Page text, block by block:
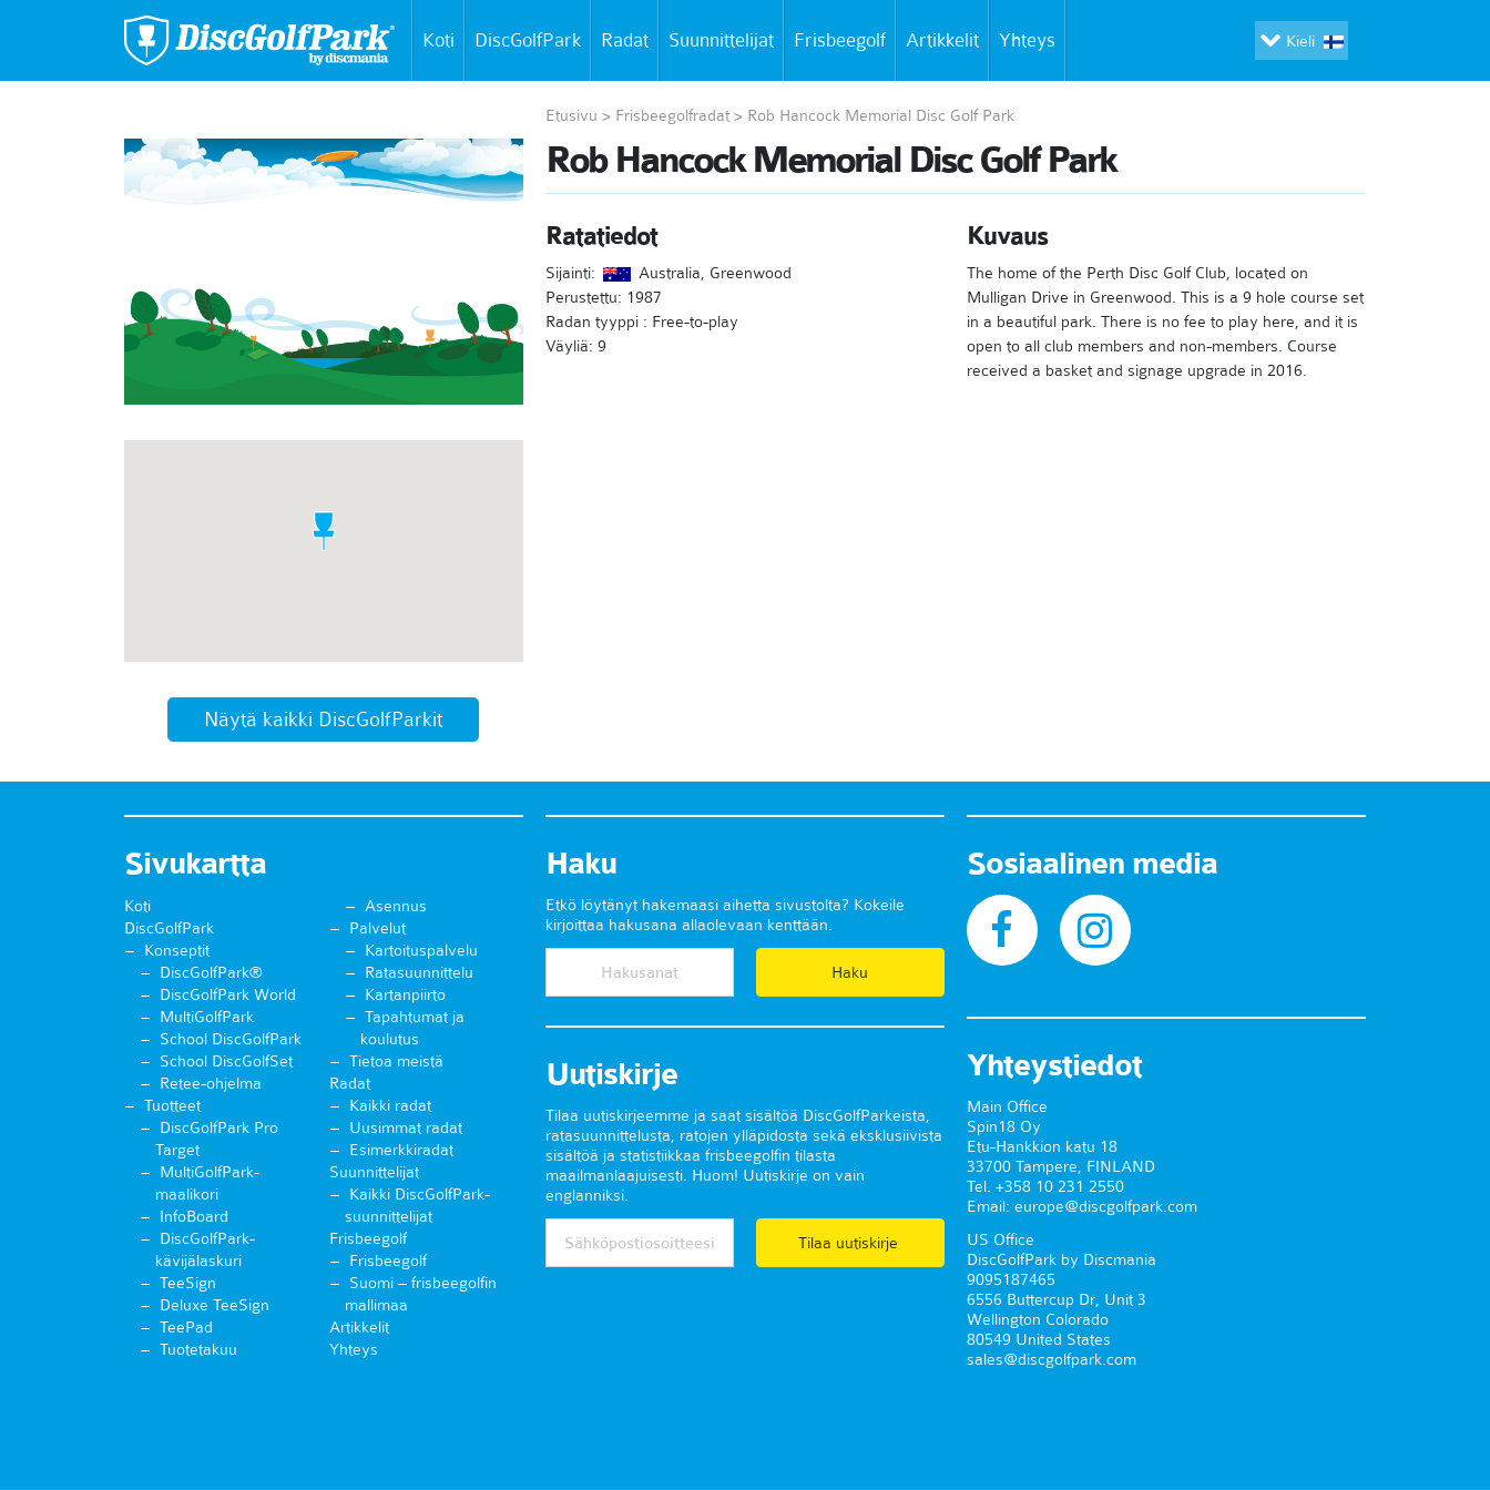
Koti DiscGolfPark Radat Suunnittelijat Frisbeegolf Artikkelit Yhteys Kieli
Näytä kaikki DiscGolfParkit
Etusivu > Frisbeegolfradat> Rob Hancock Memorial Disc Golf Park
Rob Hancock Memorial Disc Golf Park
Ratatiedot
Sijainti:
Australia, Greenwood
Perustettu: 1987
Radan tyyppi : Free-to-play
Väyliä: 9
Kuvaus
The home of the Perth Disc Golf Club, located on
Mulligan Drive in Greenwood. This is a 9 hole course set
in a beautiful park. There is no fee to play here, and it is
open to all club members and non-members. Course
received a basket and signage upgrade in 2016.
Sivukartta
Koti
DiscGolfPark
Konseptit
DiscGolfPark®
DiscGolfPark World
MultiGolfPark
School DiscGolfPark
School DiscGolfSet
Retee-ohjelma
Tuotteet
DiscGolfPark Pro
Target
MultiGolfPark-
maalikori
InfoBoard
DiscGolfPark-
kävijälaskuri
TeeSign
Deluxe TeeSign
TeePad
Tuotetakuu
Asennus
Palvelut
Kartoituspalvelu
Ratasuunnittelu
Kartanpiirto
Tapahtumat ja
koulutus
Tietoa meistä
Radat
Kaikki radat
Uusimmat radat
Esimerkkiradat
Suunnittelijat
Kaikki DiscGolfPark-
suunnittelijat
Frisbeegolf
Frisbeegolf
Suomi – frisbeegolfin
mallimaa
Artikkelit
Yhteys
Haku
Etkö löytänyt hakemaasi aihetta sivustolta? Kokeile
kirjoittaa hakusana allaolevaan kenttään.
Uutiskirje
Tilaa uutiskirjeemme ja saat sisältöä DiscGolfParkeista,
ratasuunnittelusta, ratojen ylläpidosta sekä eksklusiivista
sisältöä ja statistiikkaa frisbeegolfin tilasta
maailmanlaajuisesti. Huom! Uutiskirje on vain
englanniksi.
Tilaa uutiskirje
Sosiaalinen media
Yhteystiedot
Main Office
Spin18 Oy
Etu-Hankkion katu 18
33700 Tampere, FINLAND
Tel. +358 10 231 2550
Email: europe@discgolfpark.com
US Office
DiscGolfPark by Discmania
9095187465
6556 Buttercup Dr, Unit 3
Wellington Colorado
80549 United States
sales@discgolfpark.com